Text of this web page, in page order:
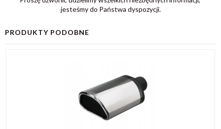
jesteśmy do Państwa dyspozycji.
PRODUKTY PODOBNE